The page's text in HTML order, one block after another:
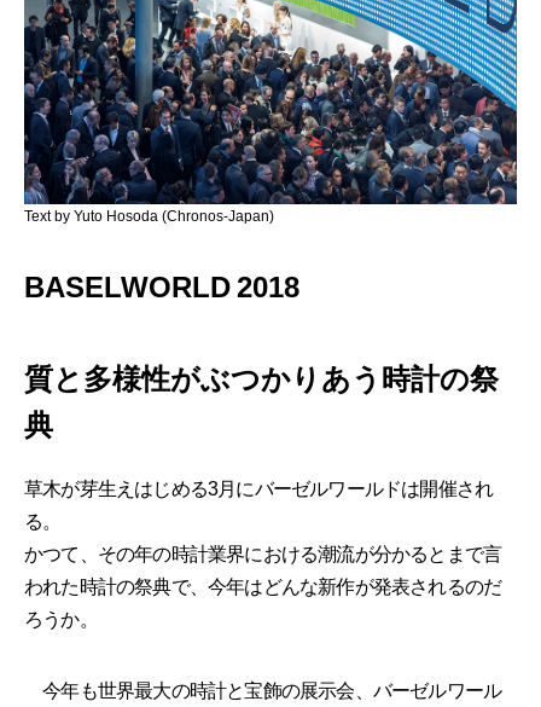
Text by Yuto Hosoda (Chronos-Japan)
BASELWORLD 2018
質と多様性がぶつかりあう時計の祭
典
草木が芽生えはじめる3月にバーゼルワールドは開催され
る。
かつて、その年の時計業界における潮流が分かるとまで言
われた時計の祭典で、今年はどんな新作が発表されるのだ
ろうか。
今年も世界最大の時計と宝飾の展示会、バーゼルワール